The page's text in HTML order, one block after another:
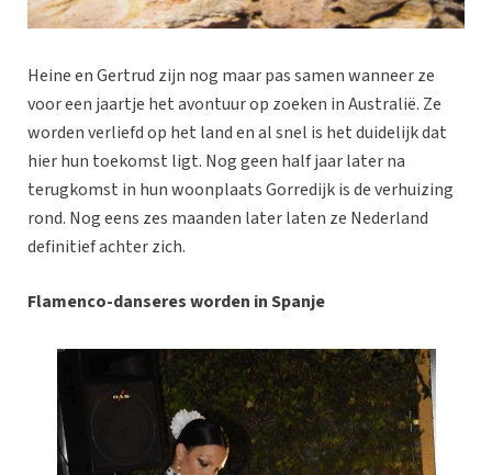
Heine en Gertrud zijn nog maar pas samen wanneer ze
voor een jaartje het avontuur op zoeken in Australië. Ze
worden verliefd op het land en al snel is het duidelijk dat
hier hun toekomst ligt. Nog geen half jaar later na
terugkomst in hun woonplaats Gorredijk is de verhuizing
rond. Nog eens zes maanden later laten ze Nederland
definitief achter zich.
Flamenco-danseres worden in Spanje